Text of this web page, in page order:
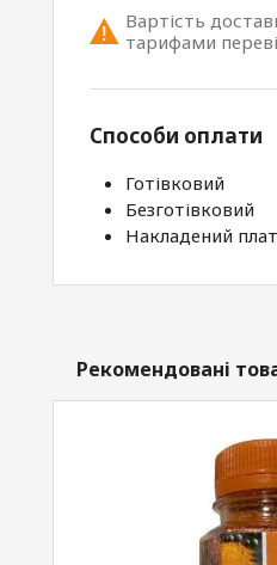
Вартість
тарифами
Способи оплати
Готівковий
Безготівковий
Накладений
Рекомендовані